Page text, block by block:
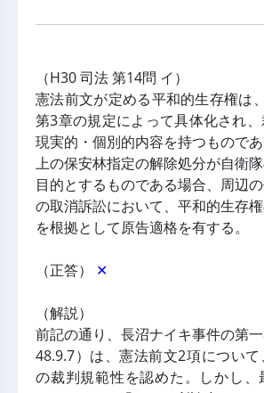
（H30 司法 第14問 イ）
憲法前文が定める平和的生存権は
第3章の規定によって具体化され
現実的・個別的内容を持つもので
上の保安林指定の解除処分が自衛
目的とするものである場合、周辺
の取消訴訟において、平和的生存
を根拠として原告適格を有する。
（正答） ✕
（解説）
前記の通り、長沼ナイキ事件の第
48.9.7）は、憲法前文2項につい
の裁判規範性を認めた。しかし、